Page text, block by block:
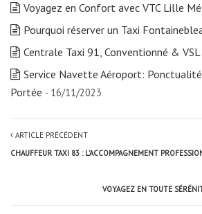
Voyagez en Confort avec VTC Lille
Pourquoi réserver un Taxi
Centrale Taxi 91, Conventionné & VSL
Service Navette Aéroport:
Portée - 16/11/2023
ARTICLE PRÉCÉDENT
CHAUFFEUR TAXI 83 : L’ACCOMPAGNEMENT
VOYAGEZ EN TOUTE